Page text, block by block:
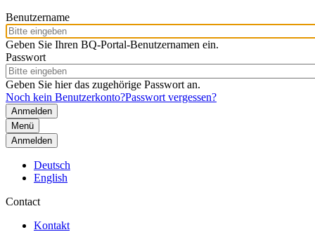
Benutzername
Geben Sie Ihren BQ-Portal-Benutzernamen ein.
Passwort
Geben Sie hier das zugehörige Passwort an.
Noch kein Benutzerkonto?Passwort vergessen?
Menü
Anmelden
Deutsch
English
Contact
Kontakt